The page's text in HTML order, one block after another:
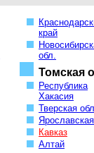
край
обл.
Томская
Республика
Хакасия
Тверская
Кавказ
Алтай